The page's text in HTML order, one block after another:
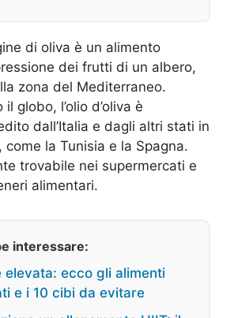
di oliva è un alimento
dei frutti di un albero,
zona del Mediterraneo.
globo, l’olio d’oliva è
dall’Italia e dagli altri stati in
come la Tunisia e la Spagna.
trovabile nei supermercati e
alimentari.
interessare:
elevata: ecco gli alimenti
e i 10 cibi da evitare